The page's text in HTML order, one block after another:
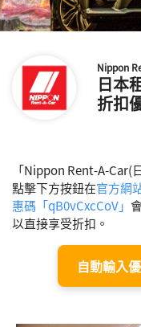
Nippon
日本
折扣
「Nippon Rent-A-Car(
點擊下方按鈕在官方網
惠碼「qB0vCxcCoV」
以直接享受折扣。
自動輸入